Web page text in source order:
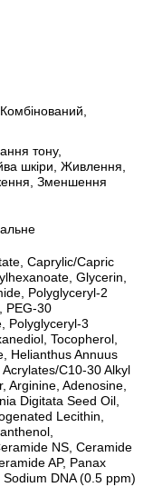
тону,
шкіри, Живлення,
Зменшення
Caprylic/Capric
Glycerin,
Polyglyceryl-2
PEG-30
Polyglyceryl-3
Tocopherol,
Helianthus Annuus
C10-30 Alkyl
Arginine, Adenosine,
Digitata Seed Oil,
Lecithin,
NS, Ceramide
AP, Panax
DNA (0.5 ppm)